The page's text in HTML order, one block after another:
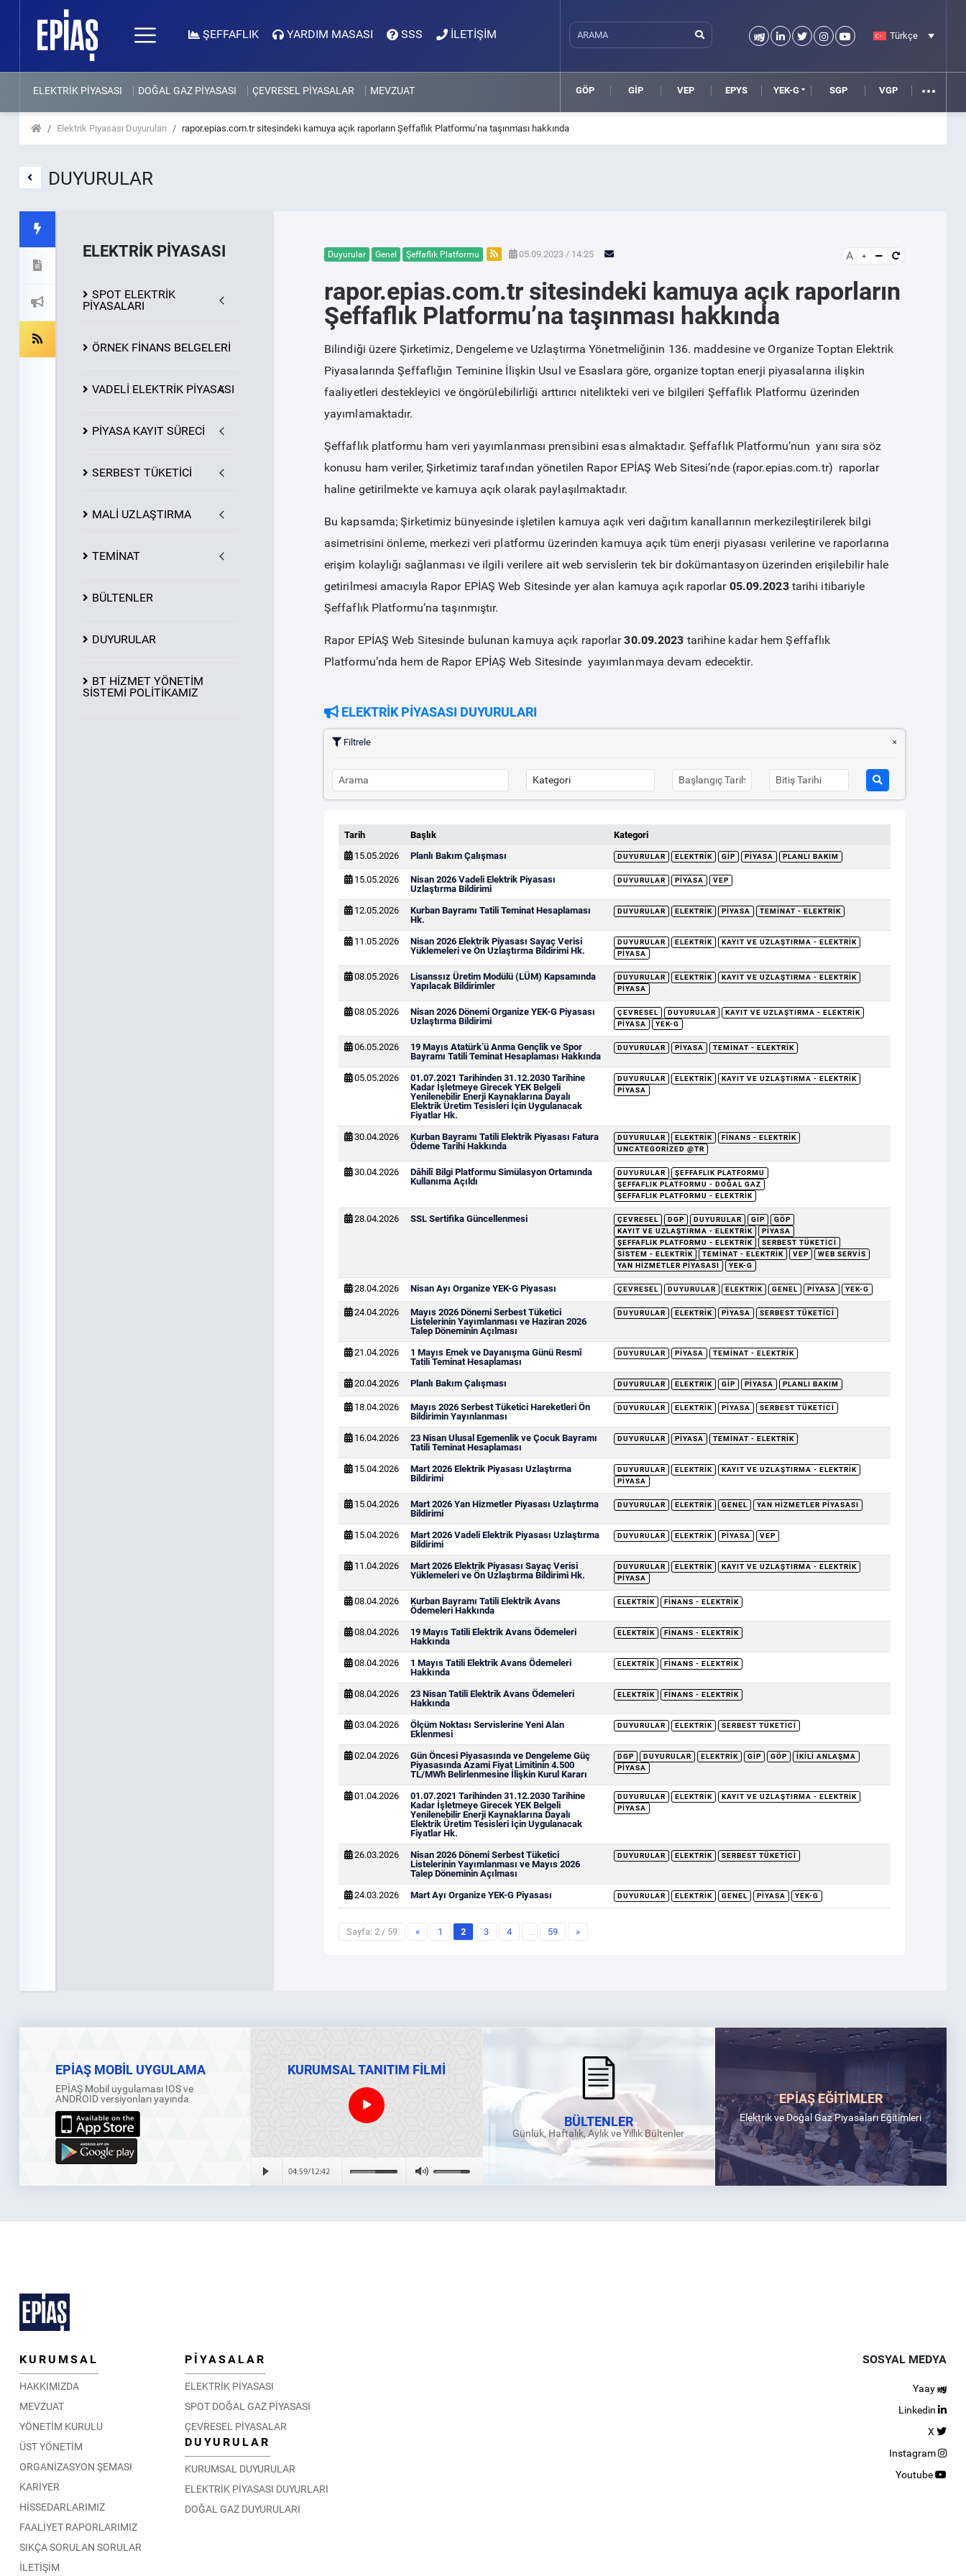
ŞEFFAFLIK YARDIM MASASI SSS İLETİŞİM Türkçe
ELEKTRİK PİYASASI DOĞAL GAZ PİYASASI ÇEVRESEL PİYASALAR MEVZUAT GÖP GİP VEP EPYS YEK-G SGP VGP
Elektrik Piyasası Duyuruları rapor.epias.com.tr sitesindeki kamuya açık raporların Şeffaflık Platformu’na taşınması hakkında
DUYURULAR
ELEKTRİK PİYASASI
SPOT ELEKTRİK
PİYASALARI
ÖRNEK FİNANS BELGELERİ
VADELİ ELEKTRİK PİYASASI
PİYASAKAYIT SÜRECİ
SERBEST TÜKETİCİ
MALİ UZLAŞTIRMA
TEMİNAT
BÜLTENLER
DUYURULAR
BT HİZMET YÖNETİM
SİSTEMİ POLİTİKAMIZ
Duyurular Genel Şeffaflık Platformu 05.09.2023 / 14:25 A
rapor.epias.com.tr sitesindeki kamuya açık raporların
Şeffaflık Platformu’na taşınması hakkında
Bilindiği üzere Şirketimiz, Dengeleme ve Uzlaştırma Yönetmeliğinin 136. maddesine ve Organize Toptan Elektrik
Piyasalarında Şeffaflığın Teminine İlişkin Usul ve Esaslara göre, organize toptan enerji piyasalarına ilişkin
faaliyetleri destekleyici ve öngörülebilirliği arttırıcı nitelikteki veri ve bilgileri Şeffaflık Platformu üzerinden
yayımlamaktadır.
Şeffaflık platformu ham veri yayımlanması prensibini esas almaktadır. Şeffaflık Platformu’nun yanı sıra söz
konusu ham veriler, Şirketimiz tarafından yönetilen Rapor EPİAŞ Web Sitesi’nde (rapor.epias.com.tr) raporlar
haline getirilmekte ve kamuya açık olarak paylaşılmaktadır.
Bu kapsamda; Şirketimiz bünyesinde işletilen kamuya açık veri dağıtım kanallarının merkezileştirilerek bilgi
asimetrisini önleme, merkezi veri platformu üzerinden kamuya açık tüm enerji piyasası verilerine ve raporlarına
erişim kolaylığı sağlanması ve ilgili verilere ait web servislerin tek bir dokümantasyon üzerinden erişilebilir hale
getirilmesi amacıyla Rapor EPİAŞ Web Sitesinde yer alan kamuya açık raporlar 05.09.2023tarihi itibariyle
Şeffaflık Platformu’na taşınmıştır.
Rapor EPİAŞ Web Sitesinde bulunan kamuya açık raporlar30.09.2023 tarihine kadar hem Şeffaflık
Platformu’nda hem de Rapor EPİAŞ Web Sitesinde yayımlanmaya devam edecektir.
ELEKTRİK PİYASASI DUYURULARI
Filtrele
Tarih Başlık
Kategori
15.05.2026
Planlı Bakım Çalışması DUYURULAR ELEKTRIK GİP PIYASA PLANLI BAKIM
15.05.2026
Nisan 2026 Vadeli Elektrik Piyasası
Uzlaştırma Bildirimi
DUYURULAR PIYASA VEP
12.05.2026
Kurban Bayramı Tatili Teminat Hesaplaması
Hk.
DUYURULAR ELEKTRIK PIYASA TEMINAT - ELEKTRIK
11.05.2026
Nisan 2026 Elektrik Piyasası Sayaç Verisi
Yüklemeleri ve Ön Uzlaştırma Bildirimi Hk.
DUYURULAR ELEKTRIK
KAYIT VE UZLAŞTIRMA - ELEKTRIK
PIYASA
08.05.2026
Lisanssız Üretim Modülü (LÜM) Kapsamında
Yapılacak Bildirimler
DUYURULAR ELEKTRIK
KAYIT VE UZLAŞTIRMA - ELEKTRIK
PIYASA
08.05.2026
Nisan 2026 Dönemi Organize YEK-G Piyasası
Uzlaştırma Bildirimi
ÇEVRESEL DUYURULAR
KAYIT VE UZLAŞTIRMA - ELEKTRIK
PIYASA
YEK-G
06.05.2026
19 Mayıs Atatürk’ü Anma Gençlik ve Spor
Bayramı Tatili Teminat Hesaplaması Hakkında
DUYURULAR PIYASA TEMINAT - ELEKTRIK
05.05.2026
01.07.2021 Tarihinden 31.12.2030 Tarihine
Kadar İşletmeye Girecek YEK Belgeli
Yenilenebilir Enerji Kaynaklarına Dayalı
Elektrik Üretim Tesisleri İçin Uygulanacak
Fiyatlar Hk.
DUYURULAR ELEKTRIK
KAYIT VE UZLAŞTIRMA - ELEKTRIK
PIYASA
30.04.2026
Kurban Bayramı Tatili Elektrik Piyasası Fatura
Ödeme Tarihi Hakkında
DUYURULAR ELEKTRIK
FINANS - ELEKTRIK
UNCATEGORIZED @TR
30.04.2026
Dâhilî Bilgi Platformu Simülasyon Ortamında
Kullanıma Açıldı
DUYURULAR
ŞEFFAFLIK PLATFORMU
ŞEFFAFLIK PLATFORMU - DOĞAL GAZ
ŞEFFAFLIK PLATFORMU - ELEKTRIK
28.04.2026 SSL Sertifika Güncellenmesi ÇEVRESEL DGP DUYURULAR GİP
GÖP
KAYIT VE UZLAŞTIRMA - ELEKTRIK
PIYASA
ŞEFFAFLIK PLATFORMU - ELEKTRIK
SERBEST TÜKETICI
SISTEM - ELEKTRIK
TEMINAT - ELEKTRIK VEP
WEB SERVIS
YAN HIZMETLER PIYASASI
YEK-G
28.04.2026 Nisan Ayı Organize YEK-G Piyasası ÇEVRESEL DUYURULAR ELEKTRIK GENEL PIYASA YEK-G
24.04.2026
Mayıs 2026 Dönemi Serbest Tüketici
Listelerinin Yayımlanması ve Haziran 2026
Talep Döneminin Açılması
DUYURULAR ELEKTRIK PIYASA SERBEST TÜKETICI
21.04.2026
1 Mayıs Emek ve Dayanışma Günü Resmî
Tatili Teminat Hesaplaması
DUYURULAR PIYASA TEMINAT - ELEKTRIK
20.04.2026 Planlı Bakım Çalışması DUYURULAR ELEKTRIK GİP PIYASA PLANLI BAKIM
18.04.2026
Mayıs 2026 Serbest Tüketici Hareketleri Ön
Bildirimin Yayınlanması
DUYURULAR ELEKTRIK PIYASA SERBEST TÜKETICI
16.04.2026
23 Nisan Ulusal Egemenlik ve Çocuk Bayramı
Tatili Teminat Hesaplaması
DUYURULAR PIYASA TEMINAT - ELEKTRIK
15.04.2026
Mart 2026 Elektrik Piyasası Uzlaştırma
Bildirimi
DUYURULAR ELEKTRIK
KAYIT VE UZLAŞTIRMA - ELEKTRIK
PIYASA
15.04.2026
Mart 2026 Yan Hizmetler Piyasası Uzlaştırma
Bildirimi
DUYURULAR ELEKTRIK GENEL YAN HIZMETLER PIYASASI
15.04.2026
Mart 2026 Vadeli Elektrik Piyasası Uzlaştırma
Bildirimi
DUYURULAR ELEKTRIK PIYASA VEP
11.04.2026
Mart 2026 Elektrik Piyasası Sayaç Verisi
Yüklemeleri ve Ön Uzlaştırma Bildirimi Hk.
DUYURULAR ELEKTRIK
KAYIT VE UZLAŞTIRMA - ELEKTRIK
PIYASA
08.04.2026
Kurban Bayramı Tatili Elektrik Avans
Ödemeleri Hakkında
ELEKTRIK FINANS - ELEKTRIK
08.04.2026
19 Mayıs Tatili Elektrik Avans Ödemeleri
Hakkında
ELEKTRIK FINANS - ELEKTRIK
08.04.2026
1 Mayıs Tatili Elektrik Avans Ödemeleri
Hakkında
ELEKTRIK FINANS - ELEKTRIK
08.04.2026
23 Nisan Tatili Elektrik Avans Ödemeleri
Hakkında
ELEKTRIK FINANS - ELEKTRIK
03.04.2026
Ölçüm Noktası Servislerine Yeni Alan
Eklenmesi
DUYURULAR ELEKTRIK SERBEST TÜKETICI
02.04.2026
Gün Öncesi Piyasasında ve Dengeleme Güç
Piyasasında Azami Fiyat Limitinin 4.500
TL/MWh Belirlenmesine İlişkin Kurul Kararı
DGP DUYURULAR ELEKTRIK GİP GÖP
İKILI ANLAŞMA
PIYASA
01.04.2026
01.07.2021 Tarihinden 31.12.2030 Tarihine
Kadar İşletmeye Girecek YEK Belgeli
Yenilenebilir Enerji Kaynaklarına Dayalı
Elektrik Üretim Tesisleri İçin Uygulanacak
Fiyatlar Hk.
DUYURULAR ELEKTRIK
KAYIT VE UZLAŞTIRMA - ELEKTRIK
PIYASA
26.03.2026
Nisan 2026 Dönemi Serbest Tüketici
Listelerinin Yayımlanması ve Mayıs 2026
Talep Döneminin Açılması
DUYURULAR ELEKTRIK SERBEST TÜKETICI
24.03.2026 Mart Ayı Organize YEK-G Piyasası DUYURULAR ELEKTRIK GENEL PIYASA YEK-G
Sayfa: 2 / 59 « 1 2 3 4 … 59 »
EPİAŞ MOBİL UYGULAMA
EPİAŞ Mobil uygulaması IOS ve
ANDROID versiyonları yayında
KURUMSAL TANITIM FİLMİ
BÜLTENLER
Günlük, Haftalık, Aylık ve Yıllık Bültenler
EPİAŞ EĞİTİMLER
Elektrik ve Doğal Gaz Piyasaları Eğitimleri
KURUMSAL
HAKKIMIZDA
MEVZUAT
YÖNETİM KURULU
ÜST YÖNETİM
ORGANİZASYON ŞEMASI
KARİYER
HİSSEDARLARIMIZ
FAALİYET RAPORLARIMIZ
SIKÇA SORULAN SORULAR
İLETİŞİM
PİYASALAR
ELEKTRİK PİYASASI
SPOT DOĞAL GAZ PİYASASI
ÇEVRESEL PİYASALAR
DUYURULAR
KURUMSAL DUYURULAR
ELEKTRİK PİYASASI DUYURLARI
DOĞAL GAZ DUYURULARI
SOSYAL MEDYA
Yaay
Linkedin
X
Instagram
Youtube